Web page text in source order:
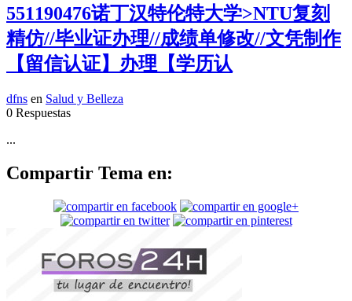
551190476诺丁汉特伦特大学>NTU复刻
精仿//毕业证办理//成绩单修改//文凭制作
【留信认证】办理【学历认
dfns en Salud y Belleza
0 Respuestas
...
Compartir Tema en: